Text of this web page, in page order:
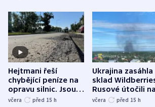
Hejtmani řeší
chybějící peníze na
opravu silnic. Jsou
nenárokové, namítá
včera před 15 h
Ukrajina zasáhla
sklad
Rusové útočili na
trh, hasiče či
včera před 15 h